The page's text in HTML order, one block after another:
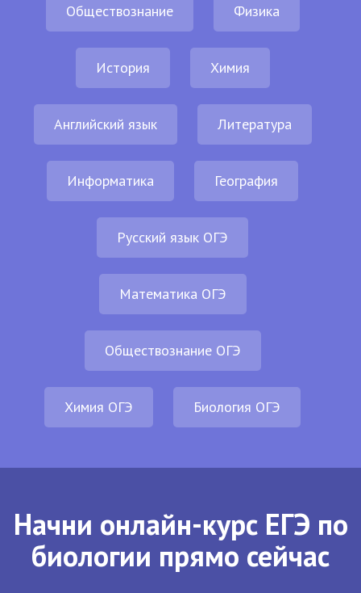
Обществознание Физика
История Химия
Английский язык Литература
Информатика География
Русский язык ОГЭ
Математика ОГЭ
Обществознание ОГЭ
Химия ОГЭ Биология ОГЭ
Начни онлайн-курс ЕГЭ по
биологии прямо сейчас